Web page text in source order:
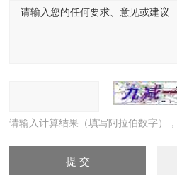
请输入计算结果（填写阿拉伯数字）